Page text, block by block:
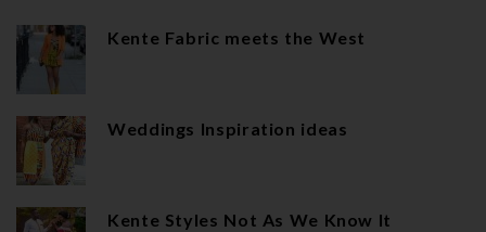
Kente Fabric meets the West
Weddings Inspiration ideas
Kente Styles Not As We Know It